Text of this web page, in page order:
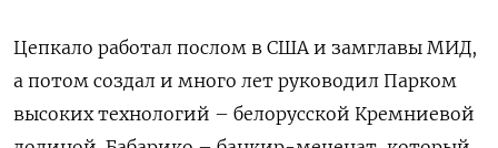
Цепкало работал послом в США и замглавы МИД,
а потом создал и много лет руководил Парком
высоких технологий – белорусской Кремниевой